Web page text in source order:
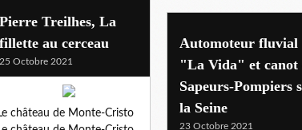
Pierre Treilhes, La
fillette au cerceau
25 Octobre 2021
château de Monte-Cristo
Automoteur fluvial
"La Vida" et canot
Sapeurs-Pompiers
la Seine
23 Octobre 2021